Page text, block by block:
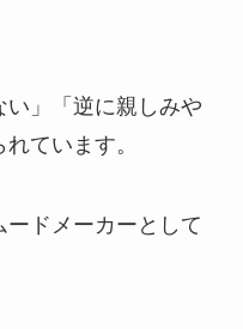
い」「逆に親しみや
ています。​
ドメーカーとして